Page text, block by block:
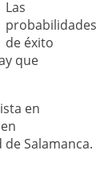
Las
probabilidades
de éxito
que
en
Salamanca.